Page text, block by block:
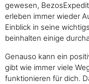
gewesen,
erleben immer wieder
Einblick in seine
beinhalten einige
Genauso kann ein
gibt wie immer viele
funktionieren für dich.